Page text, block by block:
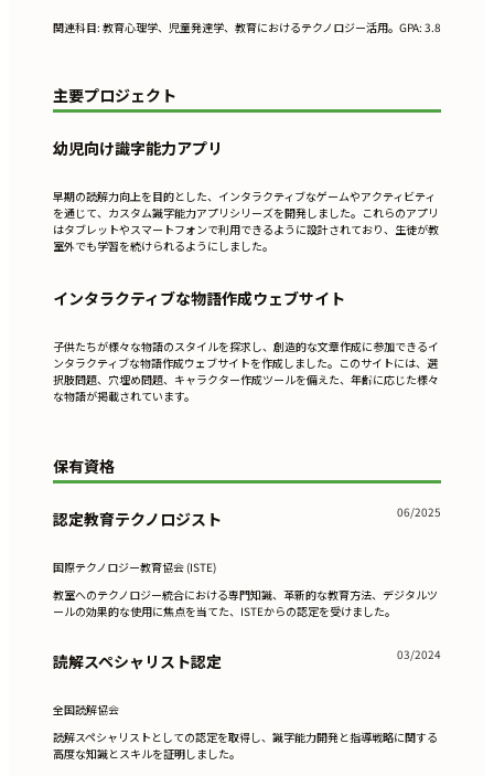
関連科目: 教育心理学、児童発達学、教育におけるテクノロジー活用。GPA: 3.8
主要プロジェクト
幼児向け識字能力アプリ
早期の読解力向上を目的とした、インタラクティブなゲームやアクティビティ
を通じて、カスタム識字能力アプリシリーズを開発しました。これらのアプリ
はタブレットやスマートフォンで利用できるように設計されており、生徒が教
室外でも学習を続けられるようにしました。
インタラクティブな物語作成ウェブサイト
子供たちが様々な物語のスタイルを探求し、創造的な文章作成に参加できるイ
ンタラクティブな物語作成ウェブサイトを作成しました。このサイトには、選
択肢問題、穴埋め問題、キャラクター作成ツールを備えた、年齢に応じた様々
な物語が掲載されています。
保有資格
認定教育テクノロジスト 06/2025
国際テクノロジー教育協会 (ISTE)
教室へのテクノロジー統合における専門知識、革新的な教育方法、デジタルツ
ールの効果的な使用に焦点を当てた、ISTEからの認定を受けました。
読解スペシャリスト認定 03/2024
全国読解協会
読解スペシャリストとしての認定を取得し、識字能力開発と指導戦略に関する
高度な知識とスキルを証明しました。